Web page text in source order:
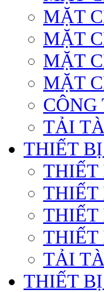
MẶT
MẶT
MẶT
MẶT
TẢI
THIẾT
THIẾT
THIẾT
THIẾT
THIẾT
TẢI
THIẾT